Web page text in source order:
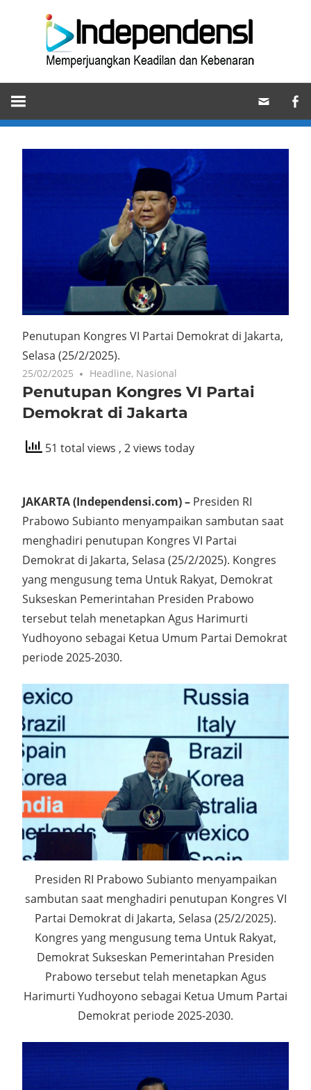
Memperjuangkan
Keadilan
dan
Kebenaran
Penutupan Kongres VI Partai Demokrat di Jakarta,
Selasa (25/2/2025).
25/02/2025 Headline, Nasional
Penutupan Kongres VI Partai
Demokrat di Jakarta
51 total views , 2 views today
JAKARTA (Independensi.com) – Presiden RI
Prabowo Subianto menyampaikan sambutan saat
menghadiri penutupan Kongres VI Partai
Demokrat di Jakarta, Selasa (25/2/2025). Kongres
yang mengusung tema Untuk Rakyat, Demokrat
Sukseskan Pemerintahan Presiden Prabowo
tersebut telah menetapkan Agus Harimurti
Yudhoyono sebagai Ketua Umum Partai Demokrat
periode 2025-2030.
Presiden RI Prabowo Subianto menyampaikan
sambutan saat menghadiri penutupan Kongres VI
Partai Demokrat di Jakarta, Selasa (25/2/2025).
Kongres yang mengusung tema Untuk Rakyat,
Demokrat Sukseskan Pemerintahan Presiden
Prabowo tersebut telah menetapkan Agus
Harimurti Yudhoyono sebagai Ketua Umum Partai
Demokrat periode 2025-2030.